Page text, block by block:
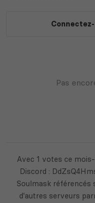
Avec 1 votes ce
Discord :
Soulmask référencés
d'autres serveurs